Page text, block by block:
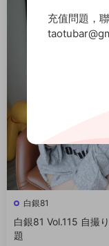
白銀81
白銀81 Vol.115 自撮
題
充值問題，